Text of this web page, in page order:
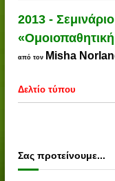
2013 -
από τον Misha
Δελτίο τύπου
Σας προτείνουμε...